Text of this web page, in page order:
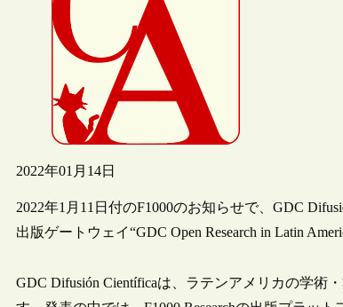
2022年01月14日
2022年1月11日付のF1000のお知らせで、GDC
出版ゲートウェイ“GDC Open Research in Latin
GDC Difusión Científicaは、ラテンアメリカの学術